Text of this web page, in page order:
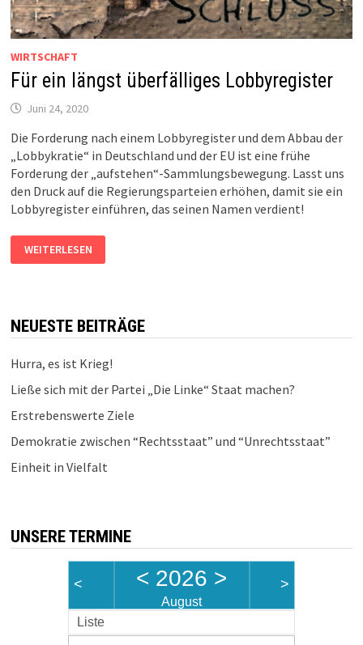
WIRTSCHAFT
Für ein längst überfälliges Lobbyregister
Juni 24, 2020
Die Forderung nach einem Lobbyregister und dem Abbau der
„Lobbykratie“ in Deutschland und der EU ist eine frühe
Forderung der „aufstehen“-Sammlungsbewegung. Lasst uns
den Druck auf die Regierungsparteien erhöhen, damit sie ein
Lobbyregister einführen, das seinen Namen verdient!
FÜR
EIN
LÄNGST
WEITERLESEN
NEUESTE BEITRÄGE
Hurra, es ist Krieg!
Ließe sich mit der Partei „Die Linke“ Staat machen?
Erstrebenswerte Ziele
Demokratie zwischen “Rechtsstaat” und “Unrechtsstaat”
Einheit in Vielfalt
UNSERE TERMINE
< < 2026 >
August
>
Liste